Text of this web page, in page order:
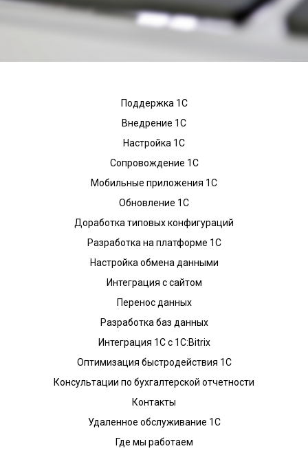
Поддержка 1С
Внедрение 1С
Настройка 1С
Сопровождение 1С
Мобильные приложения 1С
Обновление 1С
Доработка типовых конфигураций
Разработка на платформе 1С
Настройка обмена данными
Интеграция с сайтом
Перенос данных
Разработка баз данных
Интеграция 1С с 1С:Bitrix
Оптимизация быстродействия 1С
Консультации по бухгалтерской отчетности
Контакты
Удаленное обслуживание 1С
Где мы работаем